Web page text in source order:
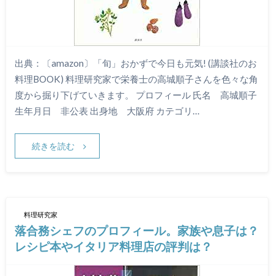
出典：〔amazon〕「旬」おかずで今日も元気! (講談社のお
料理BOOK) 料理研究家で栄養士の高城順子さんを色々な角
度から掘り下げていきます。 プロフィール 氏名 高城順子
生年月日 非公表 出身地 大阪府 カテゴリ…
続きを読む
料理研究家
落合務シェフのプロフィール。家族や息子は？
レシピ本やイタリア料理店の評判は？